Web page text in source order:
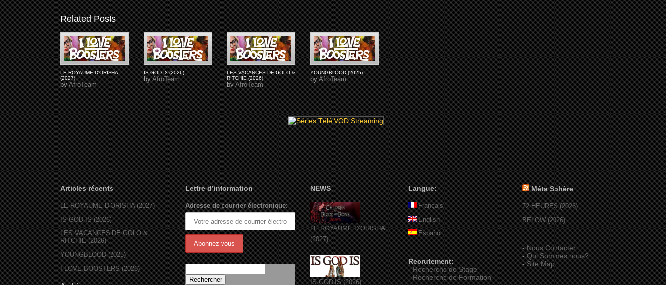
Related Posts
LE ROYAUME D'ORÏSHA
(2027)
byAfroTeam
IS GOD IS (2026)
byAfroTeam
LES VACANCES DE GOLO &
RITCHIE (2026)
byAfroTeam
YOUNGBLOOD (2025)
byAfroTeam
Articles récents
LE ROYAUME D’ORÏSHA (2027)
IS GOD IS (2026)
LES VACANCES DE GOLO &
RITCHIE (2026)
YOUNGBLOOD (2025)
I LOVE BOOSTERS (2026)
Lettre d’information
Adresse de courrier électronique:
NEWS
LE ROYAUME D’ORÏSHA
(2027)
IS GOD IS (2026)
Langue:
Français
English
Español
Recrutement:
-Recherche de Stage
-Recherche de Formation
Méta Sphère
72 HEURES (2026)
BELOW (2026)
-Nous Contacter
-Qui Sommes nous?
-Site Map